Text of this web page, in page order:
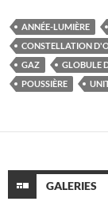
ANNÉE-LUMIÈRE
CONSTELLATION
GAZ
GLOBULE
POUSSIÈRE
GALERIES